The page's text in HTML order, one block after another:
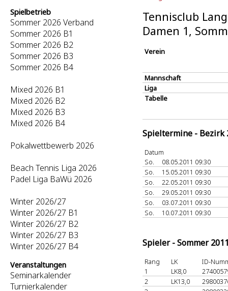
Spielbetrieb
Sommer 2026 Verband
Sommer 2026 B1
Sommer 2026 B2
Sommer 2026 B3
Sommer 2026 B4
Mixed 2026 B1
Mixed 2026 B2
Mixed 2026 B3
Mixed 2026 B4
Pokalwettbewerb 2026
Beach Tennis Liga 2026
Padel Liga BaWü 2026
Winter 2026/27
Winter 2026/27 B1
Winter 2026/27 B2
Winter 2026/27 B3
Winter 2026/27 B4
Veranstaltungen
Seminarkalender
Turnierkalender
Tennisclub
Damen 1,
Verein
Mannschaft
Liga
Tabelle
Spieltermine - Bezirk
Datum
So.
08.05.2011 09:30
So.
15.05.2011 09:30
So.
22.05.2011 09:30
So.
29.05.2011 09:30
So.
03.07.2011 09:30
So.
10.07.2011 09:30
Spieler - Sommer
Rang LK
ID-
1
LK8,0
2
LK13,0